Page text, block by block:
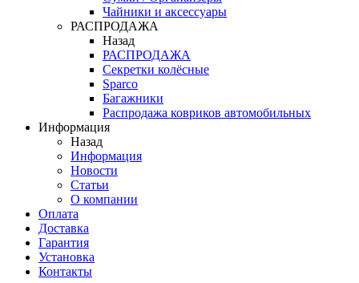
Чайники и аксессуары
РАСПРОДАЖА
Назад
РАСПРОДАЖА
Секретки колёсные
Sparco
Багажники
Распродажа ковриков автомобильных
Информация
Назад
Информация
Новости
Статьи
О компании
Оплата
Доставка
Гарантия
Установка
Контакты